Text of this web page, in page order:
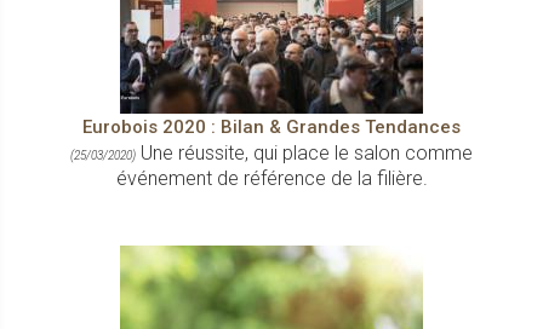
Eurobois 2020 : Bilan & Grandes Tendances
(25/03/2020) Une réussite, qui place le salon comme
événement de référence de la filière.